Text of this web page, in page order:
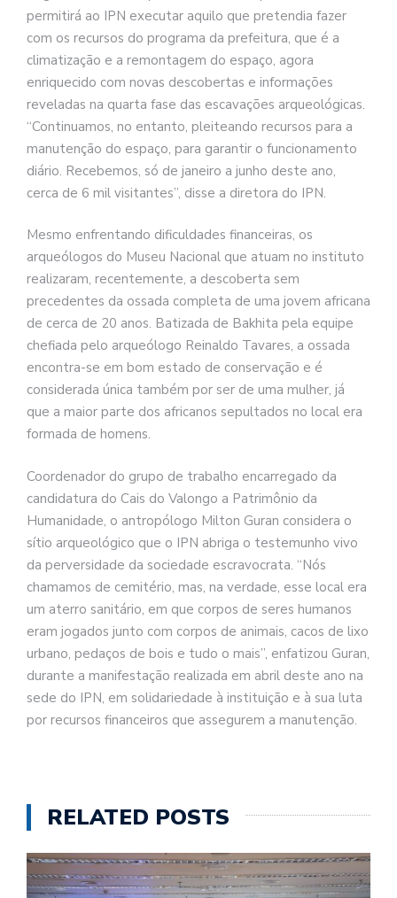
permitirá ao IPN executar aquilo que pretendia fazer
com os recursos do programa da prefeitura, que é a
climatização e a remontagem do espaço, agora
enriquecido com novas descobertas e informações
reveladas na quarta fase das escavações arqueológicas.
“Continuamos, no entanto, pleiteando recursos para a
manutenção do espaço, para garantir o funcionamento
diário. Recebemos, só de janeiro a junho deste ano,
cerca de 6 mil visitantes”, disse a diretora do IPN.
Mesmo enfrentando dificuldades financeiras, os
arqueólogos do Museu Nacional que atuam no instituto
realizaram, recentemente, a descoberta sem
precedentes da ossada completa de uma jovem africana
de cerca de 20 anos. Batizada de Bakhita pela equipe
chefiada pelo arqueólogo Reinaldo Tavares, a ossada
encontra-se em bom estado de conservação e é
considerada única também por ser de uma mulher, já
que a maior parte dos africanos sepultados no local era
formada de homens.
Coordenador do grupo de trabalho encarregado da
candidatura do Cais do Valongo a Patrimônio da
Humanidade, o antropólogo Milton Guran considera o
sítio arqueológico que o IPN abriga o testemunho vivo
da perversidade da sociedade escravocrata. “Nós
chamamos de cemitério, mas, na verdade, esse local era
um aterro sanitário, em que corpos de seres humanos
eram jogados junto com corpos de animais, cacos de lixo
urbano, pedaços de bois e tudo o mais”, enfatizou Guran,
durante a manifestação realizada em abril deste ano na
sede do IPN, em solidariedade à instituição e à sua luta
por recursos financeiros que assegurem a manutenção.
RELATED POSTS